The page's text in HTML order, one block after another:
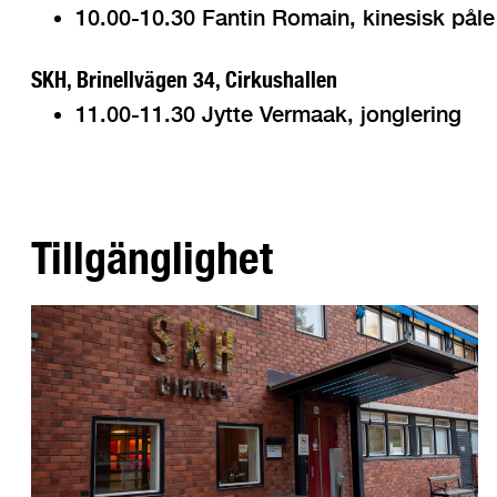
10.00-10.30 Fantin Romain, kinesisk påle
SKH, Brinellvägen 34, Cirkushallen
11.00-11.30 Jytte Vermaak, jonglering
Tillgänglighet